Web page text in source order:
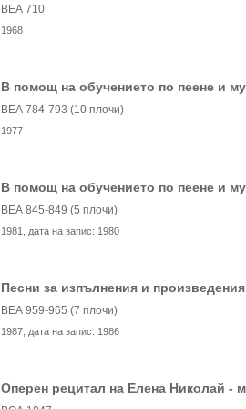
ВЕА 710
1968
В помощ на обучението по пеене и
ВЕА 784-793 (10 плочи)
1977
В помощ на обучението по пеене и
ВЕА 845-849 (5 плочи)
1981 , дата на запис: 1980
Песни за изпълнения и
ВЕА 959-965 (7 плочи)
1987 , дата на запис: 1986
Оперен рецитал на Елена Николай -